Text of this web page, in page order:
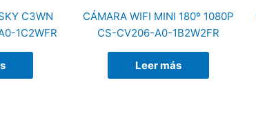
C3WN
1C2WFR
CÁMARA WIFI MINI 180º 1080P
CS-CV206-A0-1B2W2FR
Leer más